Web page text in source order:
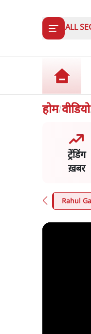
ALL
होम/वीडियो
ट्रेंडिंग
ख़बर
मोदी ‘गॉडफादर’ भागवत
Z पर सलाह मानेंः
Rahul